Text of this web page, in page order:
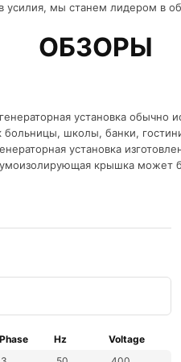
мы станем лидером в
ОБЗОРЫ
установка обычно
больницы, школы, банки,
установка
крышка может
Phase Hz
Voltage